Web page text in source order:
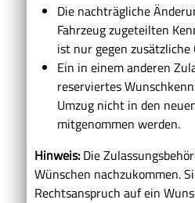
Die nachträgliche
Fahrzeug zugeteilten
ist nur gegen zusätzliche
Ein in einem anderen
reserviertes
Umzug nicht in den
mitgenommen werden.
Hinweis: Die
Wünschen nachzukommen.
Rechtsanspruch auf ein